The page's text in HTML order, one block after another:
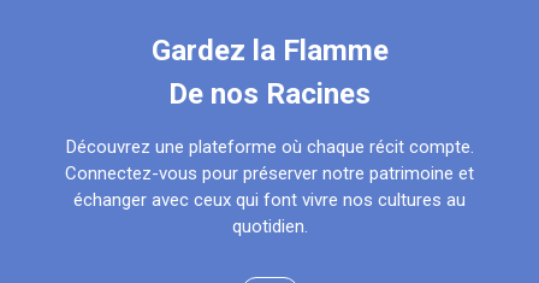
Gardez la Flamme
De nos Racines
Découvrez une plateforme où chaque récit compte.
Connectez-vous pour préserver notre patrimoine et
échanger avec ceux qui font vivre nos cultures au
quotidien.